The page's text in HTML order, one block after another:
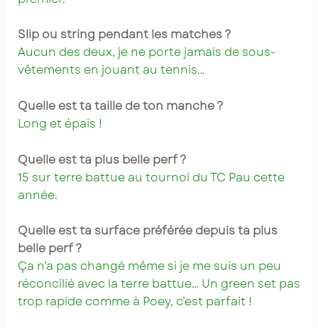
Slip ou string pendant les matches ?
Aucun des deux, je ne porte jamais de sous-
vêtements en jouant au tennis…
Quelle est ta taille de ton manche ?
Long et épais !
Quelle est ta plus belle perf ?
15 sur terre battue au tournoi du TC Pau cette
année.
Quelle est ta surface préférée depuis ta plus
belle perf ?
Ça n’a pas changé même si je me suis un peu
réconcilié avec la terre battue… Un green set pas
trop rapide comme à Poey, c’est parfait !